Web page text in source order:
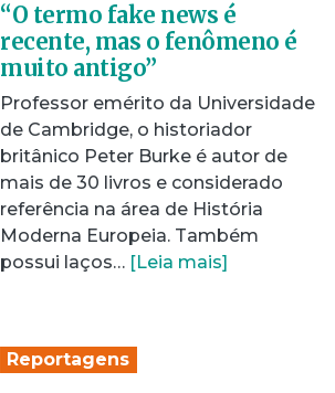
“O termo fake news é
recente, mas o fenômeno é
muito antigo”
Professor emérito da Universidade
de Cambridge, o historiador
britânico Peter Burke é autor de
mais de 30 livros e considerado
referência na área de História
Moderna Europeia. Também
possui laços… [Leia mais]
Reportagens